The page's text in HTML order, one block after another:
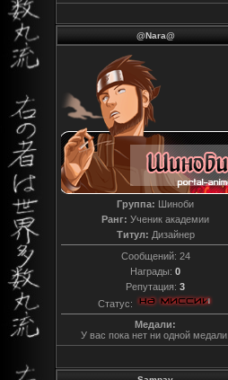
@Nara@
Группа: Шиноби
Ранг: Ученик академии
Титул: Дизайнер
Сообщений: 24
Награды: 0
Репутация: 3
Статус:
Медали:
У вас пока нет ни одной медали.